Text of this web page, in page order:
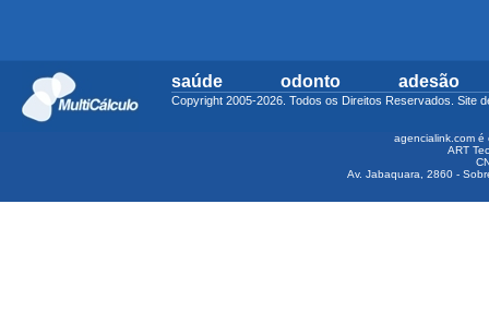
saúde odonto adesão
Copyright 2005-2026. Todos os Direitos Reservados. Site
agencialink.com
ART
Av. Jabaquara, 2860 -